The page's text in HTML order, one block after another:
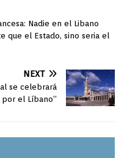
Nadie en el Libano
que el Estado, sino seria el
NEXT
se celebrará
por el Líbano”